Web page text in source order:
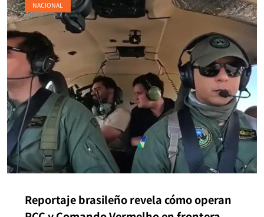
NACIONAL
Reportaje brasileño revela cómo operan